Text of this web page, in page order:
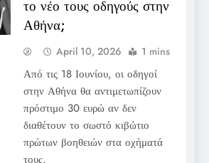
το νέο τους οδηγούς στην
Αθήνα;
April 10, 2026 1 mins
Από τις 18 Ιουνίου, οι οδηγοί
στην Αθήνα θα αντιμετωπίζουν
πρόστιμο 30 ευρώ αν δεν
διαθέτουν το σωστό κιβώτιο
πρώτων βοηθειών στα οχήματά
τους.